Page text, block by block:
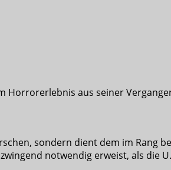
Horrorerlebnis aus seiner
sondern dient dem im Rang
notwendig erweist, als die